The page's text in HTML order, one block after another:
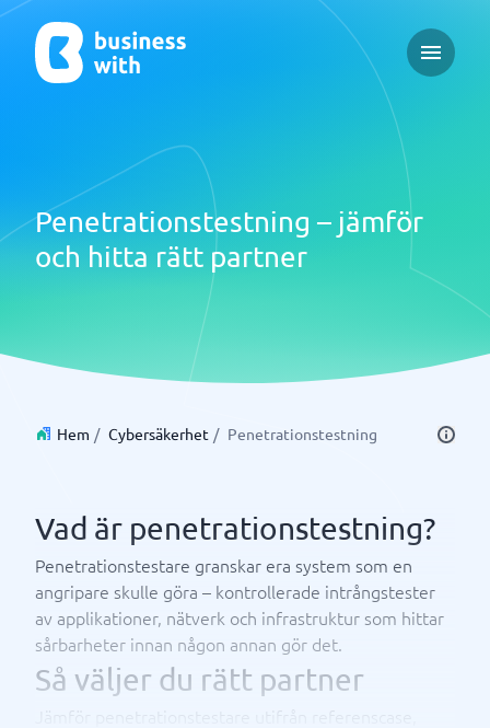
Open
Penetrationstestning – jämför
och hitta rätt partner
Hem / Cybersäkerhet / Penetrationstestning
Vad är penetrationstestning?
Penetrationstestare granskar era system som en
angripare skulle göra – kontrollerade intrångstester
av applikationer, nätverk och infrastruktur som hittar
sårbarheter innan någon annan gör det.
Så väljer du rätt partner